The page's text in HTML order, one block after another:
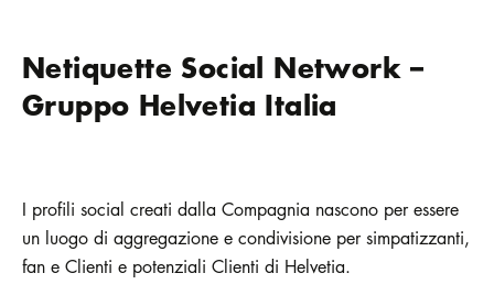
Netiquette Social Network –
Gruppo Helvetia Italia
I profili social creati dalla Compagnia nascono per essere
un luogo di aggregazione e condivisione per simpatizzanti,
fan e Clienti e potenziali Clienti di Helvetia.